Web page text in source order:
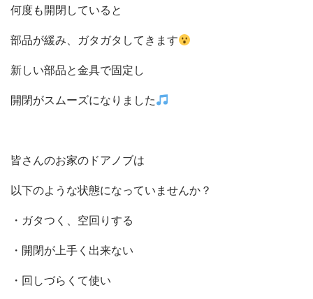
何度も開閉していると
部品が緩み、ガタガタしてきます
新しい部品と金具で固定し
開閉がスムーズになりました
皆さんのお家のドアノブは
以下のような状態になっていませんか？
・ガタつく、空回りする
・開閉が上手く出来ない
・回しづらくて使い